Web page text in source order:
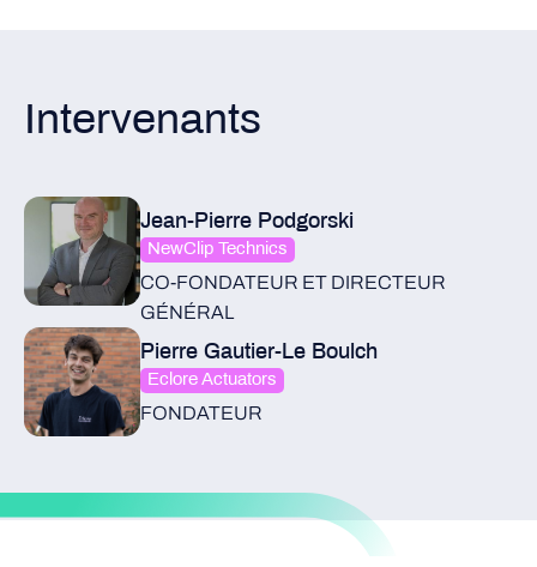
Intervenants
Jean-Pierre Podgorski
NewClip Technics
CO-FONDATEUR ET DIRECTEUR
GÉNÉRAL
Pierre Gautier-Le Boulch
Eclore Actuators
FONDATEUR